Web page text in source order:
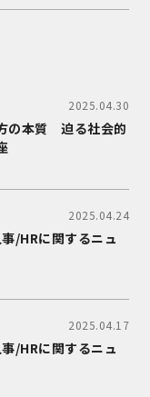
2025.04.30
の本質 迫る社会的
2025.04.24
/HRに関するニュ
2025.04.17
/HRに関するニュ